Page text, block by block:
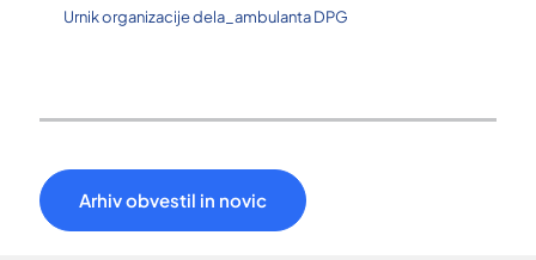
Urnik organizacije dela_ambulanta DPG
Arhiv obvestil in novic